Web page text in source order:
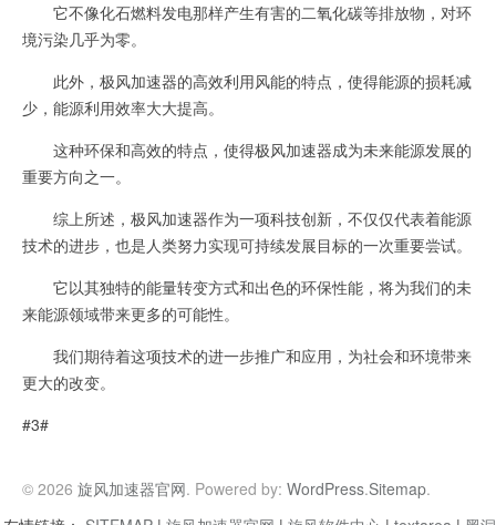
它不像化石燃料发电那样产生有害的二氧化碳等排放物，对环
境污染几乎为零。
此外，极风加速器的高效利用风能的特点，使得能源的损耗减
少，能源利用效率大大提高。
这种环保和高效的特点，使得极风加速器成为未来能源发展的
重要方向之一。
综上所述，极风加速器作为一项科技创新，不仅仅代表着能源
技术的进步，也是人类努力实现可持续发展目标的一次重要尝试。
它以其独特的能量转变方式和出色的环保性能，将为我们的未
来能源领域带来更多的可能性。
我们期待着这项技术的进一步推广和应用，为社会和环境带来
更大的改变。
#3#
© 2026 旋风加速器官网. Powered by: WordPress.Sitemap.